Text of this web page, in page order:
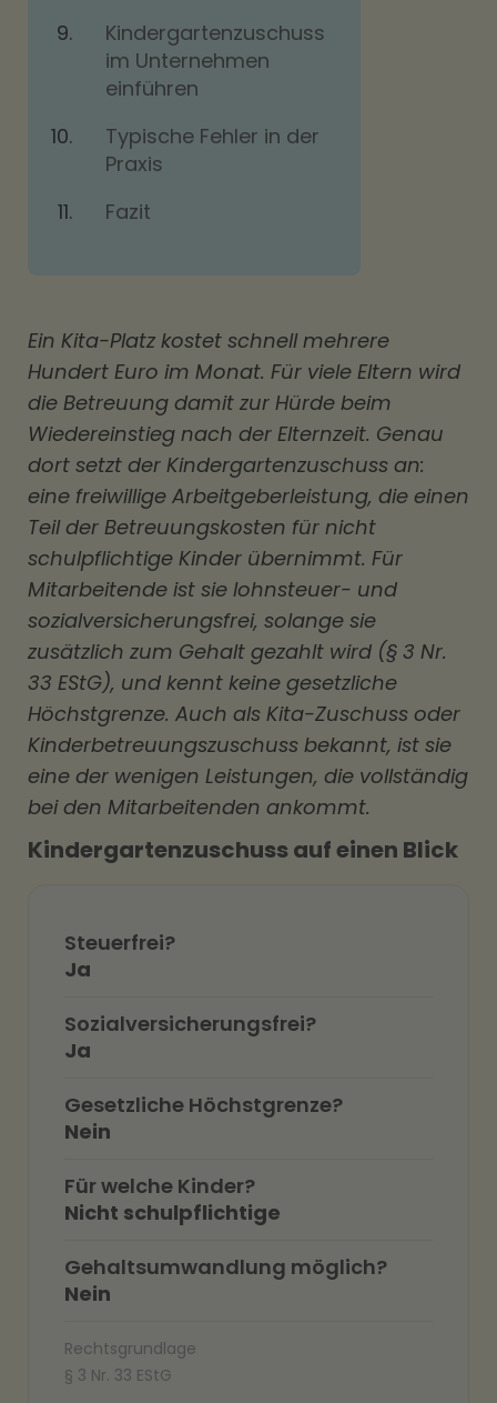
Kindergartenzuschuss
im Unternehmen
einführen
Typische Fehler in der
Praxis
Fazit
Ein Kita-Platz kostet schnell mehrere
Hundert Euro im Monat. Für viele Eltern wird
die Betreuung damit zur Hürde beim
Wiedereinstieg nach der Elternzeit. Genau
dort setzt der Kindergartenzuschuss an:
eine freiwillige Arbeitgeberleistung, die einen
Teil der Betreuungskosten für nicht
schulpflichtige Kinder übernimmt. Für
Mitarbeitende ist sie lohnsteuer- und
sozialversicherungsfrei, solange sie
zusätzlich zum Gehalt gezahlt wird (§ 3 Nr.
33 EStG), und kennt keine gesetzliche
Höchstgrenze. Auch als Kita-Zuschuss oder
Kinderbetreuungszuschuss bekannt, ist sie
eine der wenigen Leistungen, die vollständig
bei den Mitarbeitenden ankommt.
Kindergartenzuschuss auf einen Blick
Steuerfrei?
Ja
Sozialversicherungsfrei?
Ja
Gesetzliche Höchstgrenze?
Nein
Für welche Kinder?
Nicht schulpflichtige
Gehaltsumwandlung möglich?
Nein
Rechtsgrundlage
§ 3 Nr. 33 EStG